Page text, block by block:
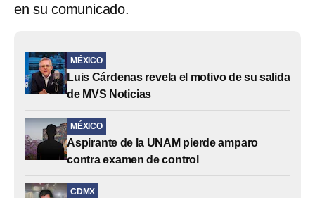
en su comunicado.
MÉXICO
Luis Cárdenas revela el motivo de su salida
de MVS Noticias
MÉXICO
Aspirante de la UNAM pierde amparo
contra examen de control
CDMX